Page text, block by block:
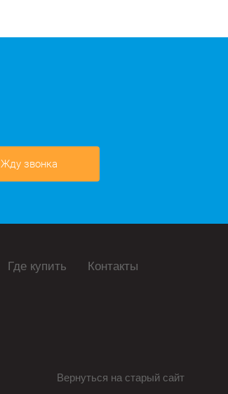
Жду звонка
Где купить Контакты
Вернуться на старый сайт